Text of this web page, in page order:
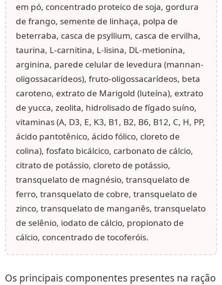
em pó, concentrado proteico de soja, gordura
de frango, semente de linhaça, polpa de
beterraba, casca de psyllium, casca de ervilha,
taurina, L-carnitina, L-lisina, DL-metionina,
arginina, parede celular de levedura (mannan-
oligossacarídeos), fruto-oligossacarídeos, beta
caroteno, extrato de Marigold (luteína), extrato
de yucca, zeolita, hidrolisado de fígado suíno,
vitaminas (A, D3, E, K3, B1, B2, B6, B12, C, H, PP,
ácido pantotênico, ácido fólico, cloreto de
colina), fosfato bicálcico, carbonato de cálcio,
citrato de potássio, cloreto de potássio,
transquelato de magnésio, transquelato de
ferro, transquelato de cobre, transquelato de
zinco, transquelato de manganês, transquelato
de selênio, iodato de cálcio, propionato de
cálcio, concentrado de tocoferóis.
Os principais componentes presentes na ração